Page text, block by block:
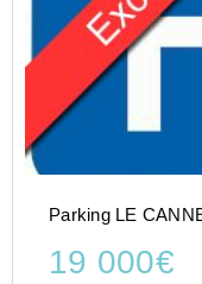
Parking LE
19 000€